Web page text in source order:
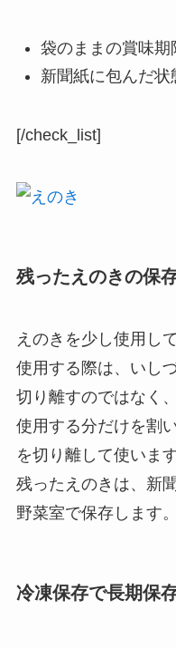
袋のままの賞味期
新聞紙に包んだ状
[/check_list]
残ったえのきの保
えのきを少し使用し
使用する際は、いし
切り離すのではなく、
使用する分だけを割
を切り離して使います
残ったえのきは、新
野菜室で保存します。
冷凍保存で長期保